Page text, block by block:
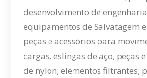
desenvolvimento de
equipamentos de Salvatagem
peças e acessórios para
cargas, eslingas de aço, peças
de nylon; elementos filtrantes;